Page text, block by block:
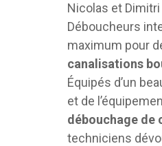
Nicolas et
Déboucheurs
maximum pour
canalisations
Équipés d’un
et de
débouchage de
techniciens